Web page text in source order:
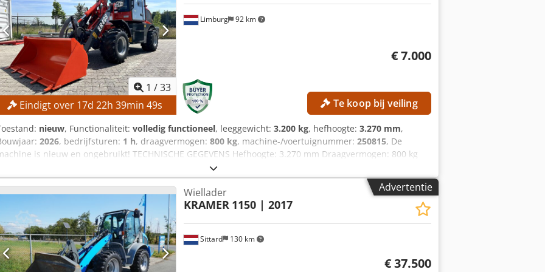
2370 mm
1 /33
Eindigt over 17d22h39min48s
Limburg 92 km
€ 7.000
Te koop bij veiling
nieuw, Functionaliteit: volledig functioneel, leeggewicht: 3.200 kg, hefhoogte: 3.270 mm,
2026, bedrijfsturen: 1 h, draagvermogen: 800 kg, machine-/voertuignummer: 250815, De
is nieuw en ongebruikt! TECHNISCHE GEGEVENS Hefhoogte: 3.270 mm Draagvermogen: 800 kg
Schepbakinhoud: 0,38 m³ MACHINEGEGEVENS Afmetingen en gewicht Afmetingen (L x B x H): 4.706 x 1.570
2.480 mm Gewicht: 3.200 kg Crjdozr D Uyjpfx Aiisf Bandmaat: 31 × 15,5 × 15 Motorfabrikant: Changchai
ZN390BT-25G Motorvermogen: 18,4 kW Aantal cilinders: 3 Brandstoftype: Diesel Emissienorm:
Euro 5 Brandstoftank: 70 l Afgelezen draaiuren: 1 uur UITRUSTING Snelwisselsysteem Hefvergrendeling
Cabine met verwarming Graafschep met tanden Stoffen stoel CE-certificering
Advertentie
Sittard 130 km
Wiellader
KRAMER 1150 | 2017
€ 37.500